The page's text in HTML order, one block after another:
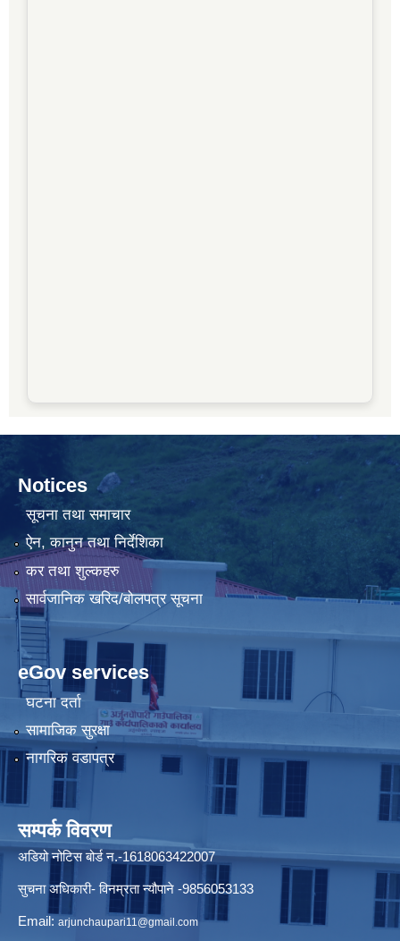
Notices
सूचना तथा समाचार
ऐन, कानुन तथा निर्देशिका
कर तथा शुल्कहरु
सार्वजानिक खरिद/बोलपत्र सूचना
eGov services
घटना दर्ता
सामाजिक सुरक्षा
नागरिक वडापत्र
सम्पर्क विवरण
अडियो नोटिस बोर्ड न.-1618063422007
सुचना अधिकारी- विनम्रता न्यौपाने -9856053133
Email: arjunchaupari11@gmail.com